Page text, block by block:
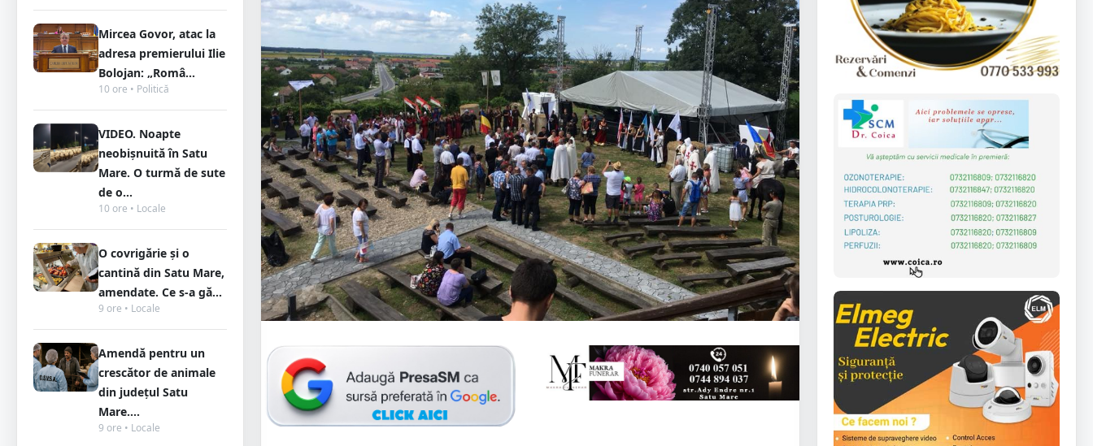
Mircea Govor, atac la
adresa premierului Ilie
Bolojan: „Româ...
10 ore • Politică
VIDEO. Noapte
neobișnuită în Satu
Mare. O turmă de sute
de o...
10 ore • Locale
O covrigărie și o
cantină din Satu Mare,
amendate. Ce s-a gă...
9 ore • Locale
Amendă pentru un
crescător de animale
din județul Satu
Mare....
9 ore • Locale